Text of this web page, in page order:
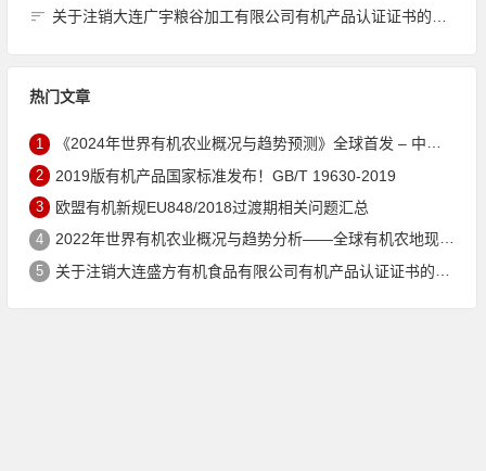
关于注销大连广宇粮谷加工有限公司有机产品认证证书的公告
热门文章
1 《2024年世界有机农业概况与趋势预测》全球首发 – 中国有机市场规模跻身世界第三
2 2019版有机产品国家标准发布！GB/T 19630-2019
3 欧盟有机新规EU848/2018过渡期相关问题汇总
4 2022年世界有机农业概况与趋势分析——全球有机农地现状与有机食品（含饮料）市场
5 关于注销大连盛方有机食品有限公司有机产品认证证书的公告